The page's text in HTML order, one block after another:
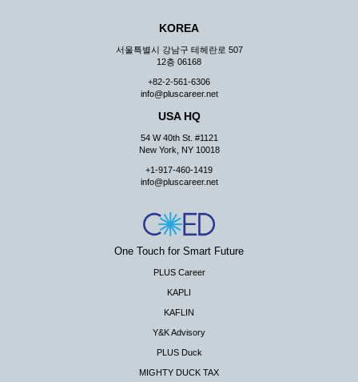
KOREA
서울특별시 강남구 테헤란로 507
12층 06168
+82-2-561-6306
info@pluscareer.net
USA HQ
54 W 40th St. #1121
New York, NY 10018
+1-917-460-1419
info@pluscareer.net
One Touch for Smart Future
PLUS Career
KAPLI
KAFLIN
Y&K Advisory
PLUS Duck
MIGHTY DUCK TAX